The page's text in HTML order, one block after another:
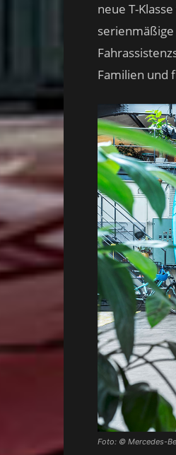
neue T-
Familien und
Foto: © Mercedes-